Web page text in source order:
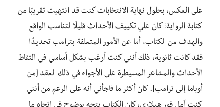
على العكس، بحلول نهاية الانتخابات كنت قد انتهيت تقريبًا من
كتابة الرواية؛ كان علي تكييف الأحداث قليلًا لتناسب الواقع
والهدف من الكتاب، أما عن الأمور المتعلقة بترامب تحديدًا
فقد كانت ثانوية، ذلك أنني كنت أرغب بشكل أساسي في التقاط
الأحداث والمشاعر المسيطرة على الأجواء في ذلك العقد [من
أوباما إلى ترامب]. كان أكثر ما فاجأني أنه على الرغم من أنني